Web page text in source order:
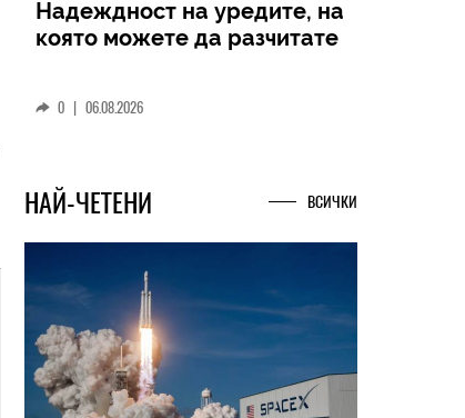
TECH
Ultra – ново име, познато
НАЙ-ЧЕТЕНИ